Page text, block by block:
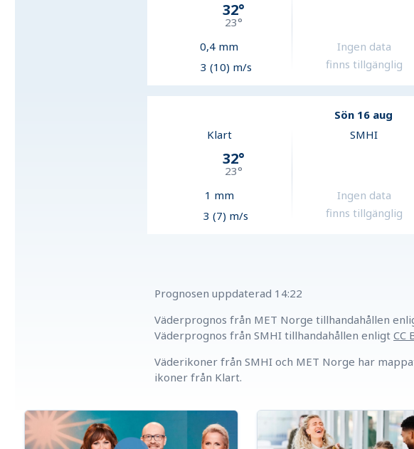
32°
23°
0,4 mm
3 (10) m/s
Ingen data
finns tillgänglig
Sön 16 aug
Klart
32°
23°
1 mm
3 (7) m/s
SMHI
Ingen data
finns tillgänglig
Prognosen uppdaterad 14:22
Väderprognos från MET Norge tillhandahållen
Väderprognos från SMHI tillhandahållen enligt CC
Väderikoner från SMHI och MET Norge har
ikoner från Klart.